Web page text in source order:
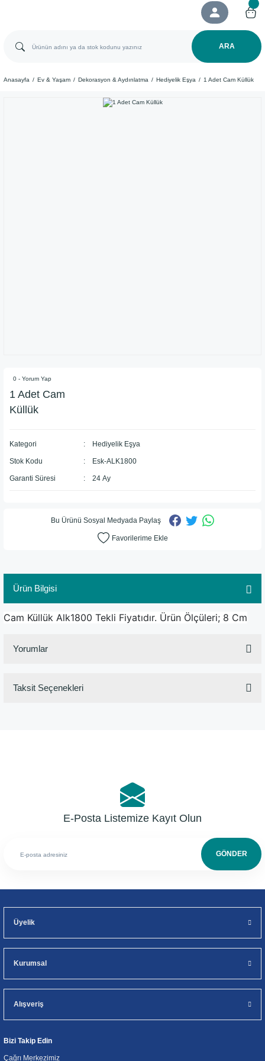
ARA
Anasayfa Ev & Yaşam Dekorasyon & Aydınlatma Hediyelik Eşya 1 Adet Cam Küllük
0 - Yorum Yap
1 Adet Cam
Küllük
Kategori Hediyelik Eşya
Stok Kodu Esk-ALK1800
Garanti Süresi 24 Ay
Bu Ürünü Sosyal Medyada Paylaş
Ürün Bilgisi
Cam Küllük Alk1800 Tekli Fiyatıdır. Ürün Ölçüleri; 8 Cm
Yorumlar
Taksit Seçenekleri
E-Posta Listemize Kayıt Olun
GÖNDER
Üyelik
Kurumsal
Alışveriş
Bizi Takip Edin
Çağrı Merkezimiz